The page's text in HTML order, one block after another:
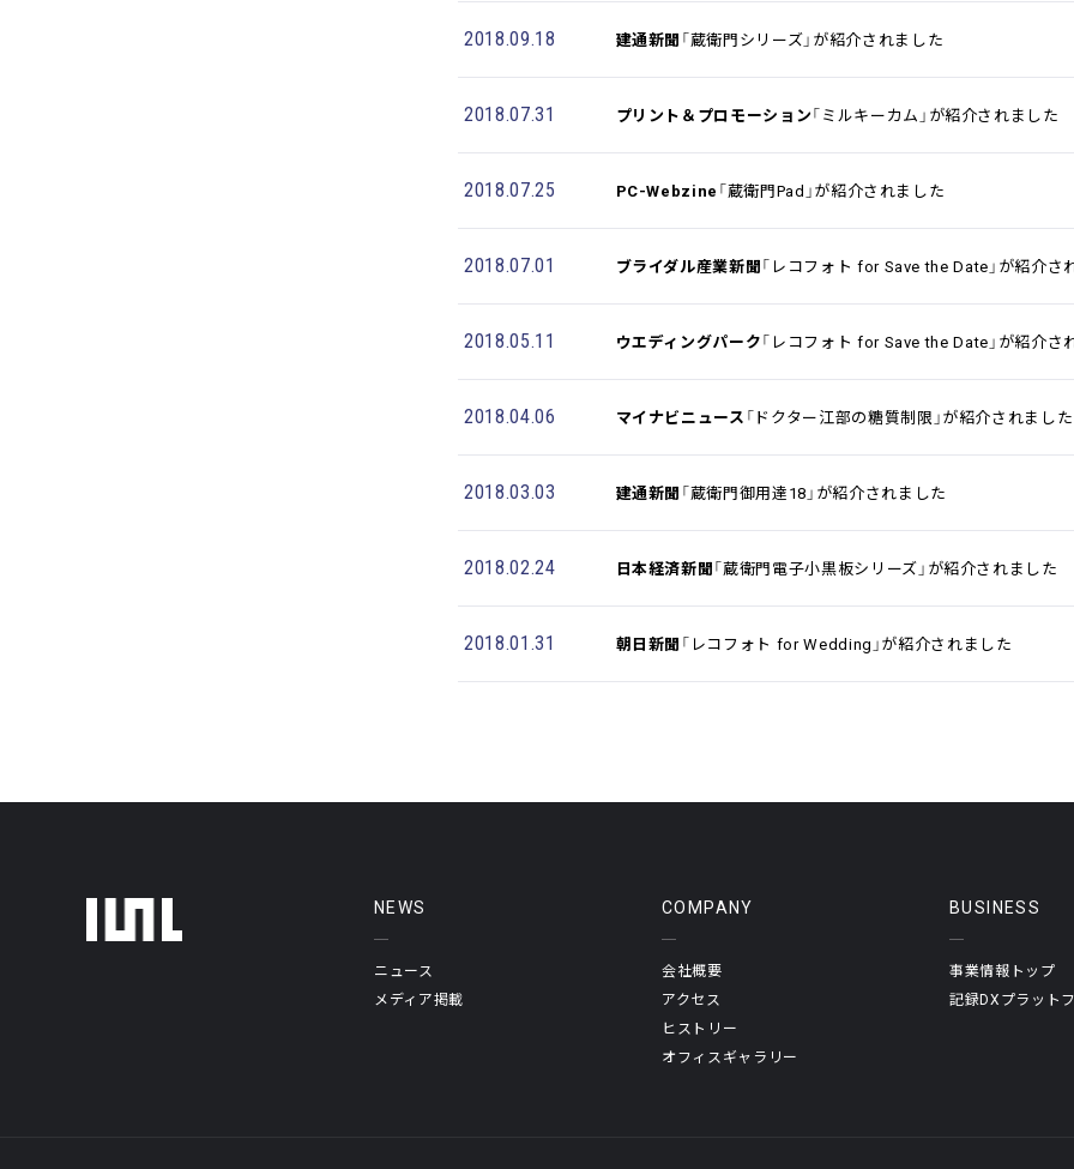
2018.09.18 建通新聞 「蔵衛門シリーズ」が紹介されました
2018.07.31 プリント＆プロモーション「ミルキーカム」が紹介されました
2018.07.25 PC-Webzine 「蔵衛門Pad」が紹介されました
2018.07.01 ブライダル産業新聞「レコフォト for Save the Date」が紹介さ
2018.05.11 ウエディングパーク「レコフォト for Save the Date」が紹介さ
2018.04.06 マイナビニュース 「ドクター江部の糖質制限」が紹介されました
2018.03.03 建通新聞 「蔵衛門御用達18」が紹介されました
2018.02.24 日本経済新聞「蔵衛門電子小黒板シリーズ」が紹介されました
2018.01.31 朝日新聞 「レコフォト for Wedding」が紹介されました
フッターメニュー NEWS
ニュース
メディア掲載
COMPANY
会社概要
アクセス
ヒストリー
オフィスギャラリー
BUSINESS
事業情報トップ
記録DXプラット